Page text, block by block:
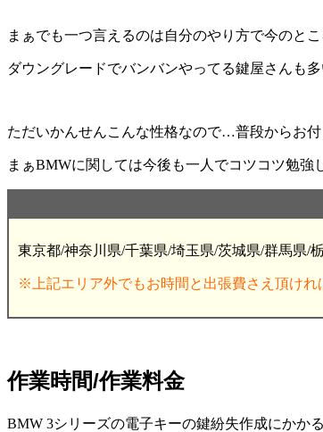
まぁでも一つ言えるのは自分のやり方で今のと
ダウングレードでバンバンやってる鍵屋さんも
ただいかんせんこんな性格なので…普段からお
まぁBMWに関しては今後も一人でコツコツ勉強
東京都/神奈川県/千葉県/埼玉県/茨城県/群馬県/
※上記エリア外でもお時間と出張費さえ頂けれ
作業時間/作業料金
BMW 3シリーズの電子キーの鍵紛失作成にかか